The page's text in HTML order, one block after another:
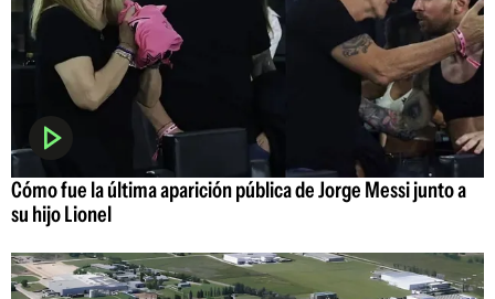
Cómo fue la última aparición pública de Jorge Messi junto a
su hijo Lionel